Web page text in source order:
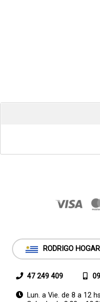
RODRIGO
47 249 409
Lun. a Vie. de 8 a 12